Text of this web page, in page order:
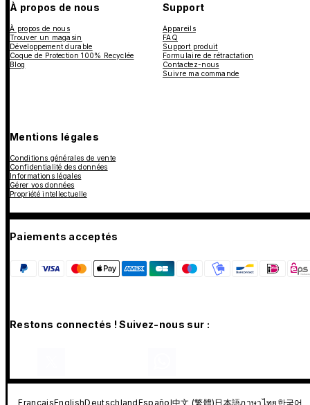
À propos de nous
À propos de nous
Trouver un magasin
Développement durable
Coque de Protection 100% Recyclée
Blog
Support
Appareils
FAQ
Support produit
Formulaire de rétractation
Contactez-nous
Suivre ma commande
Mentions légales
Conditions générales de vente
Confidentialité des données
Informations légales
Gérer vos données
Propriété intellectuelle
Paiements acceptés
Restons connectés ! Suivez-nous sur :
FrançaisEnglishDeutschlandEspañol中文 (繁體) 日本語ภาษาไทย 한국어